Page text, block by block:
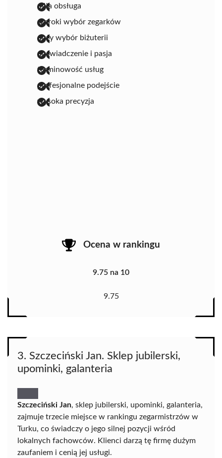
miła obsługa
szeroki wybór zegarków
duży wybór biżuterii
doświadczenie i pasja
terminowość usług
profesjonalne podejście
wysoka precyzja
Ocena w rankingu
9.75 na 10
9.75
3. Szczeciński Jan. Sklep jubilerski,
upominki, galanteria
Szczeciński Jan, sklep jubilerski, upominki, galanteria,
zajmuje trzecie miejsce w rankingu zegarmistrzów w
Turku, co świadczy o jego silnej pozycji wśród
lokalnych fachowców. Klienci darzą tę firmę dużym
zaufaniem i cenią jej usługi.